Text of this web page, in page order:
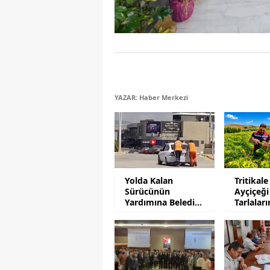
YAZAR: Haber Merkezi
Yolda Kalan
Sürücünün
Yardımına Belediye
Tritikale
Ayçiçeği